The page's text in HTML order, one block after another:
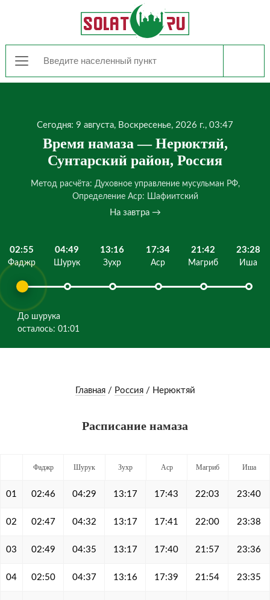
Сегодня: 9 августа, Воскресенье, 2026 г., 03:47
Время намаза — Нерюктяй,
Сунтарский район, Россия
Метод расчёта: Духовное управление мусульман РФ,
Определение Аср: Шафиитский
На завтра →
02:55
Фаджр
До шурука
осталось: 01:01
04:49
Шурук
13:16
Зухр
17:34
Аср
21:42
Магриб
23:28
Иша
Главная/ Россия/ Нерюктяй
Расписание намаза
Фаджр Шурук Зухр Аср Магриб Иша
01 02:46 04:29 13:17 17:43 22:03 23:40
02 02:47 04:32 13:17 17:41 22:00 23:38
03 02:49 04:35 13:17 17:40 21:57 23:36
04 02:50 04:37 13:16 17:39 21:54 23:35